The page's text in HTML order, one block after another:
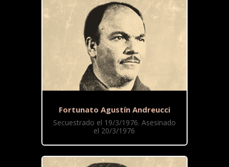
Fortunato Agustín Andreucci
Secuestrado el 19/3/1976. Asesinado
el 20/3/1976